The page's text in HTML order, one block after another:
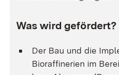
Was wird gefördert?
Der Bau und die
Bioraffinerien im